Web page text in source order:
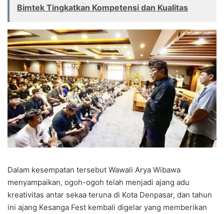
Bimtek Tingkatkan Kompetensi dan Kualitas
Dalam kesempatan tersebut Wawali Arya Wibawa
menyampaikan, ogoh-ogoh telah menjadi ajang adu
kreativitas antar sekaa teruna di Kota Denpasar, dan tahun
ini ajang Kesanga Fest kembali digelar yang memberikan